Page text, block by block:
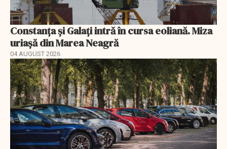
Constanța și Galați intră în cursa eoliană. Miza
uriașă din Marea Neagră
04 AUGUST 2026